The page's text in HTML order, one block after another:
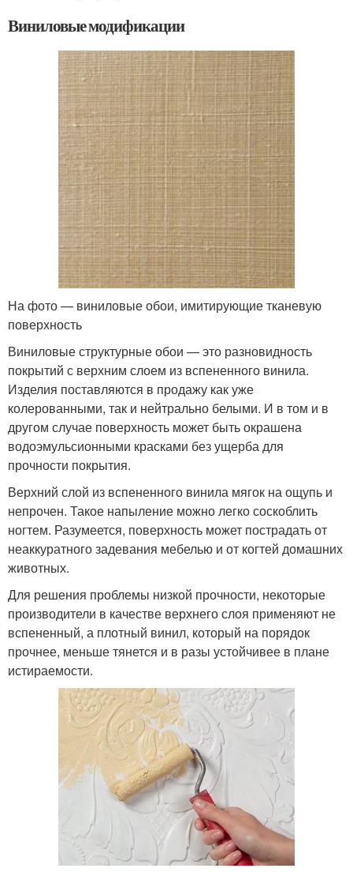
Виниловые модификации
На фото — виниловые обои, имитирующие тканевую
поверхность
Виниловые структурные обои — это разновидность
покрытий с верхним слоем из вспененного винила.
Изделия поставляются в продажу как уже
колерованными, так и нейтрально белыми. И в том и в
другом случае поверхность может быть окрашена
водоэмульсионными красками без ущерба для
прочности покрытия.
Верхний слой из вспененного винила мягок на ощупь и
непрочен. Такое напыление можно легко соскоблить
ногтем. Разумеется, поверхность может пострадать от
неаккуратного задевания мебелью и от когтей домашних
животных.
Для решения проблемы низкой прочности, некоторые
производители в качестве верхнего слоя применяют не
вспененный, а плотный винил, который на порядок
прочнее, меньше тянется и в разы устойчивее в плане
истираемости.